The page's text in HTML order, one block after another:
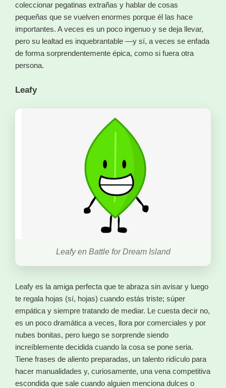
coleccionar pegatinas extrañas y hablar de cosas
pequeñas que se vuelven enormes porque él las hace
importantes. A veces es un poco ingenuo y se deja llevar,
pero su lealtad es inquebrantable —y sí, a veces se enfada
de forma sorprendentemente épica, como si fuera otra
persona.
Leafy
Leafy en Battle for Dream Island
Leafy es la amiga perfecta que te abraza sin avisar y luego
te regala hojas (sí, hojas) cuando estás triste; súper
empática y siempre tratando de mediar. Le cuesta decir no,
es un poco dramática a veces, llora por comerciales y por
nubes bonitas, pero luego se sorprende siendo
increíblemente decidida cuando la cosa se pone seria.
Tiene frases de aliento preparadas, un talento ridículo para
hacer manualidades y, curiosamente, una vena competitiva
escondida que sale cuando alguien menciona dulces o